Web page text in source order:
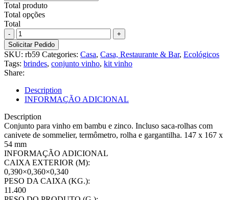
Total produto
Total opções
Total
Conjunto
para
vinho
em
bambu
e
zinco
4
peças
quantity
Solicitar Pedido
SKU: rb59 Categories: Casa, Casa, Restaurante & Bar, Ecológicos
Tags: brindes, conjunto vinho, kit vinho
Share:
Description
INFORMAÇÃO ADICIONAL
Description
Conjunto para vinho em bambu e zinco. Incluso saca-rolhas com
canivete de sommelier, termômetro, rolha e gargantilha. 147 x 167 x
54 mm
INFORMAÇÃO ADICIONAL
CAIXA EXTERIOR (M):
0,390×0,360×0,340
PESO DA CAIXA (KG.):
11.400